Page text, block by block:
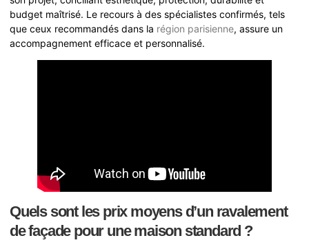
budget maîtrisé. Le recours à des spécialistes confirmés, tels
que ceux recommandés dans la région parisienne, assure un
accompagnement efficace et personnalisé.
Quels sont les prix moyens d’un ravalement
de façade pour une maison standard ?